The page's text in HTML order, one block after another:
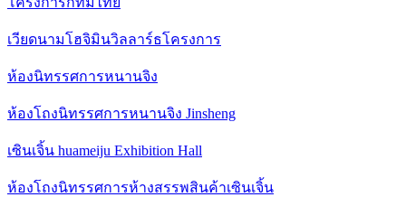
เวียดนามโฮจิมินวิลลาร์ธโครงการ
ห้องนิทรรศการหนานจิง
ห้องโถงนิทรรศการหนานจิง Jinsheng
เซินเจิ้น huameiju Exhibition Hall
ห้องโถงนิทรรศการห้างสรรพสินค้าเซินเจิ้น